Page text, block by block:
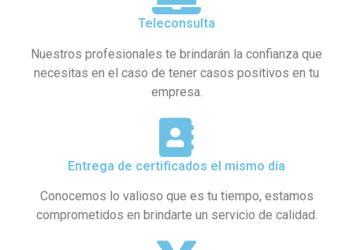
Teleconsulta
Nuestros profesionales te brindarán la confianza que
necesitas en el caso de tener casos positivos en tu
empresa.
Entrega de certificados el mismo día
Conocemos lo valioso que es tu tiempo, estamos
comprometidos en brindarte un servicio de calidad.